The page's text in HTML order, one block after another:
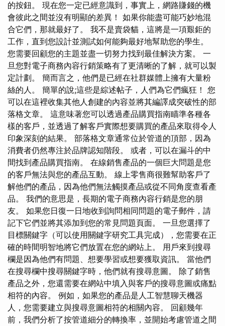
的按鈕。 現在您一定已經意識到，事實上，網路賺錢的機
會彼此之間並沒有明顯的差異！ 如果你能盡可能巧妙地混
合它們，那就最好了。 我不是賣袋貓，這將是一項艱鉅的
工作，直到您設計並測試如何能夠最好地幫助您的學生。
您需要回顧您的主題並盡一切努力找到最佳解決方案。 一
旦您對電子商務內容行銷策略有了更清晰的了解，就可以製
定計劃。 簡而言之，他們是已經在社群媒體上擁有大量粉
絲的人。 簡單的說;這些是綜述帖子，人們為它們瘋狂！ 您
可以在這裡收集其他人創建的內容並將其編譯成突破性的部
落格文章。 這意味著您可以透過產品購買指南瞄準各種各
樣的客戶，並透過了解客戶實際想要購買的產品來取得令人
印象深刻的結果。 部落格文章通常位於管道的頂部，因為
消費者仍然專注於品牌認知階段。 或者，可以在漏斗的中
間找到產品購買指南。 在線銷售產品的一個巨大問題是您
的客戶無法與您的產品互動。 線上零售商很難幫助客戶了
解他們的產品，因為他們無法觸摸產品或從不同角度查看產
品。 我們的意思是，長期的電子商務內容行銷是您的朋
友。 如果您日復一日地收到詢問相同問題的電子郵件，請
記下它們並將其添加到您的常見問題頁面。 一旦您選擇了
目標關鍵字（可以使用關鍵字研究工具完成），您需要在正
確的時間明智地將它們放置在您的網站上。 用戶來到搜尋
欄是因為他們有問題、想要學習或想要獲取資訊。 當他們
在搜尋欄中搜尋關鍵字時，他們就有搜尋意圖。 除了銷售
產品之外，您還需要在網站中填入與客戶的搜尋意圖或痛點
相符的內容。 例如，如果您的產品是人工智慧聊天機器
人，您需要建立與搜尋意圖相符的相關內容。 回顧幾年
前，我們分析了按管道細分的轉換率，並開始考慮管道之間